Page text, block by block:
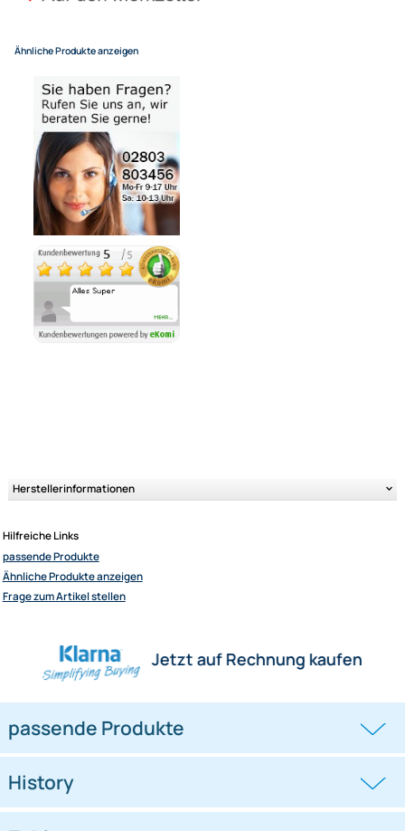
Herstellerinformationen
Hilfreiche Links
passende Produkte
Ähnliche Produkte anzeigen
Frage zum Artikel stellen
Bezahlmöglichkeiten
Noch 8 direkt ab Lager lieferbar
ab 1 Stk€ 1,95
ab 4 Stk
€ 1,65
ab 8 Stk€ 1,45
Lieferzeit 1 - 3 Tage
Ähnliche Produkte anzeigen